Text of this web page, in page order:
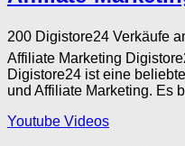
200 Digistore24 Verkäufe
Affiliate Marketing
Digistore24 ist eine
und Affiliate Marketing. Es
Youtube Videos